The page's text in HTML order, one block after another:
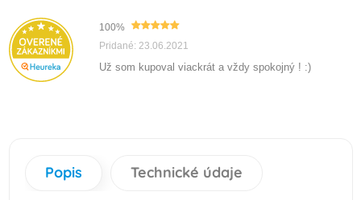
100%
Pridané: 23.06.2021
Už som kupoval viackrát a vždy spokojný ! :)
Popis Technické údaje